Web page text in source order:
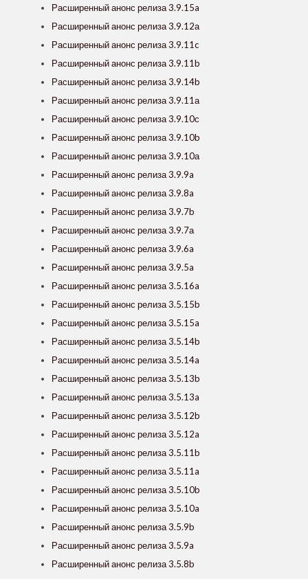
Расширенный анонс релиза 3.9.15a
Расширенный анонс релиза 3.9.12а
Расширенный анонс релиза 3.9.11c
Расширенный анонс релиза 3.9.11b
Расширенный анонс релиза 3.9.14b
Расширенный анонс релиза 3.9.11а
Расширенный анонс релиза 3.9.10с
Расширенный анонс релиза 3.9.10b
Расширенный анонс релиза 3.9.10а
Расширенный анонс релиза 3.9.9a
Расширенный анонс релиза 3.9.8a
Расширенный анонс релиза 3.9.7b
Расширенный анонс релиза 3.9.7а
Расширенный анонс релиза 3.9.6a
Расширенный анонс релиза 3.9.5a
Расширенный анонс релиза 3.5.16a
Расширенный анонс релиза 3.5.15b
Расширенный анонс релиза 3.5.15a
Расширенный анонс релиза 3.5.14b
Расширенный анонс релиза 3.5.14a
Расширенный анонс релиза 3.5.13b
Расширенный анонс релиза 3.5.13a
Расширенный анонс релиза 3.5.12b
Расширенный анонс релиза 3.5.12a
Расширенный анонс релиза 3.5.11b
Расширенный анонс релиза 3.5.11a
Расширенный анонс релиза 3.5.10b
Расширенный анонс релиза 3.5.10a
Расширенный анонс релиза 3.5.9b
Расширенный анонс релиза 3.5.9a
Расширенный анонс релиза 3.5.8b